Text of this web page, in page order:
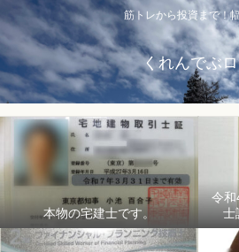
筋トレから投資まで！幅
くれんでぶ
本物の宅建士です。
令和
士